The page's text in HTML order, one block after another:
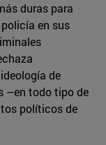
duras para
en sus
de
–en todo tipo de
políticos de